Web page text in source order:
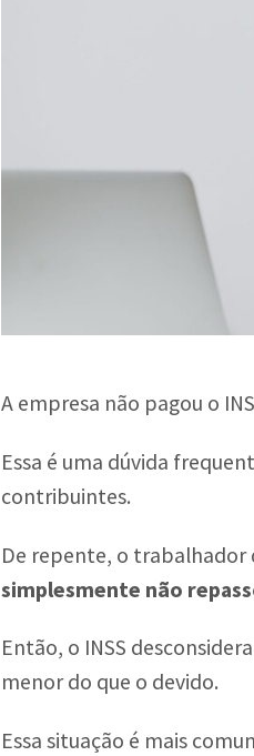
A empresa não pagou o
Essa é uma dúvida
contribuintes.
De repente, o trabalhador
simplesmente não
Então, o INSS
menor do que o devido.
Essa situação é mais